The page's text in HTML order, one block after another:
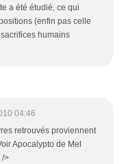
a été étudié, ce qui
(enfin pas celle
humains
04:46
retrouvés proviennent
Apocalypto de Mel
/>